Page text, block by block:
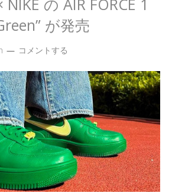
の AIR FORCE 1
が発売
コメントする